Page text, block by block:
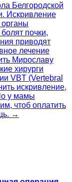
Белгородской
Искривление
органы
почки,
приводят
лечение
Мирославу
хирурги
VBT (Vertebral
искривление,
у мамы
чтоб оплатить
→